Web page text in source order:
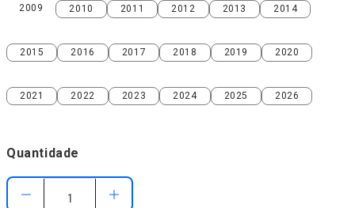
2009
2009 2010
2010 2011
2011 2012
2012 2013
2013 2014
2014
2015
2015 2016
2016 2017
2017 2018
2018 2019
2019 2020
2020
2021
2021 2022
2022 2023
2023 2024
2024 2025
2025 2026
2026
Quantidade